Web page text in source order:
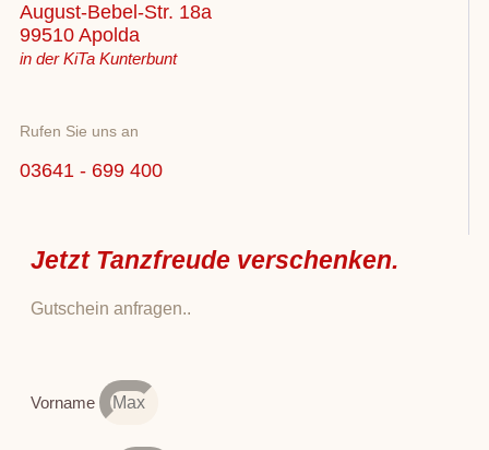
August-Bebel-Str. 18a
99510 Apolda
in der KiTa Kunterbunt
Rufen Sie uns an
03641 - 699 400
Jetzt Tanzfreude verschenken.
Gutschein anfragen..
Vorname